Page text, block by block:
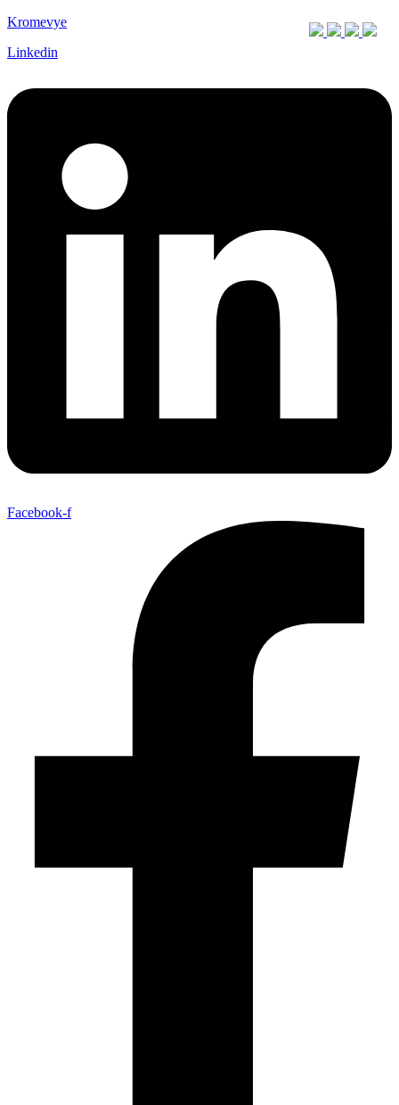
Kromevye
Linkedin
Facebook-f